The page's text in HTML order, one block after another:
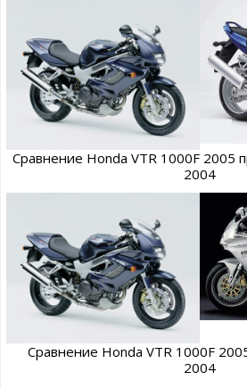
Сравнение Honda VTR 1000F 2005
2004
Сравнение Honda VTR 1000F
2004